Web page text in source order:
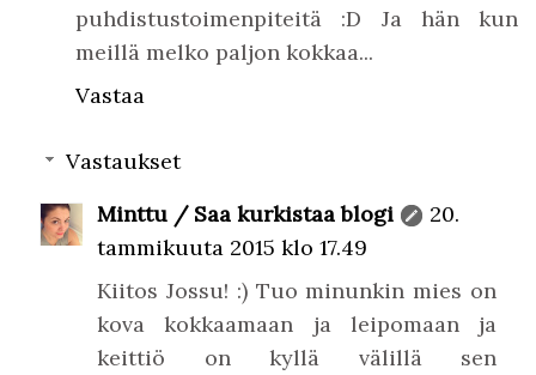
puhdistustoimenpiteitä :D Ja hän kun
meillä melko paljon kokkaa...
Vastaa
Vastaukset
Minttu / Saa kurkistaa blogi
20.
tammikuuta 2015 klo 17.49
Kiitos Jossu! :) Tuo minunkin mies on
kova kokkaamaan ja leipomaan ja
keittiö on kyllä välillä sen